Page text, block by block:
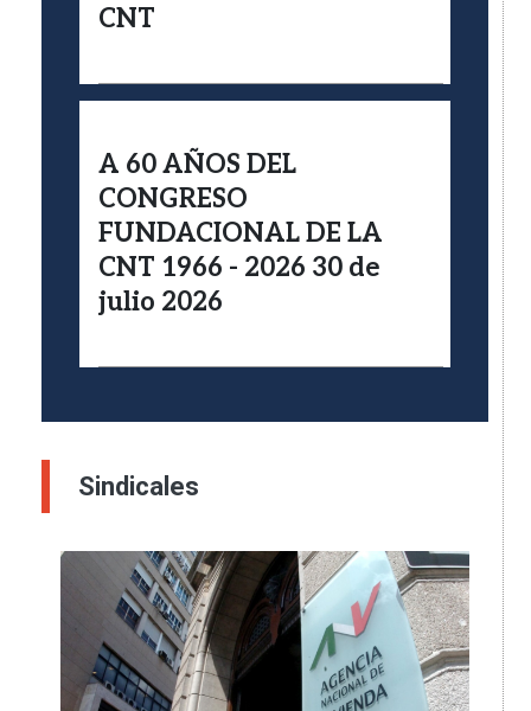
CNT
A 60 AÑOS DEL
CONGRESO
FUNDACIONAL DE LA
CNT 1966 - 2026 30 de
julio 2026
Sindicales
Imagen